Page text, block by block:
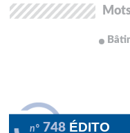
n° 748 ÉDITO